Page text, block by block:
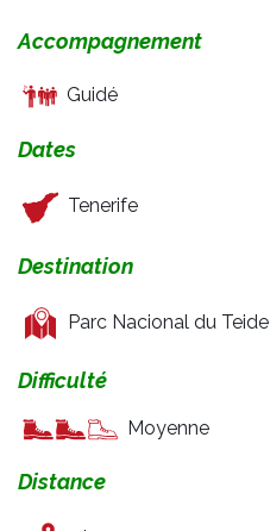
Accompagnement
Guidé
Dates
Tenerife
Destination
Parc Nacional du Teide
Difficulté
Moyenne
Distance